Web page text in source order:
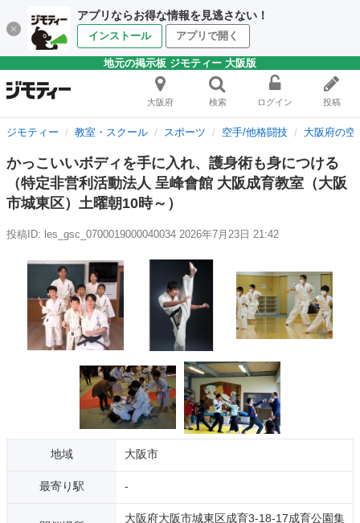
アプリならお得な情報を見逃さない！
インストール アプリで開く
地元の掲示板 ジモティー 大阪版
大阪府 検索 ログイン 投稿
ジモティー 教室・スクール スポーツ 空手/他格闘技 大阪府の空
かっこいいボディを手に入れ、護身術も身につける
（特定非営利活動法人 呈峰會館 大阪成育教室（大阪
市城東区）土曜朝10時～）
投稿ID: les_gsc_0700019000040034 2026年7月23日 21:42
地域 大阪市
最寄り駅 -
大阪府大阪市城東区成育3-18-17成育公園集